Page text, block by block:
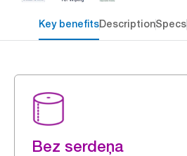
Key benefitsDescriptionSpecs
Bez serdeņa